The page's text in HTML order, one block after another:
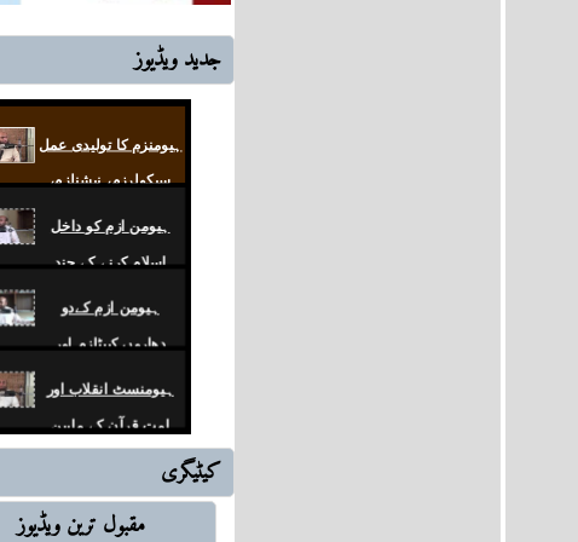
جديد ويڈيوز
اشارات قرآنی سیریز
حلقہ1
ہیومنزم کا تولیدی عمل
سیکولرزم، نیشنلزم،
لبرلزم
ہیومن ازم کو داخل
اسلام کرنے کے چند
مظاہر
ہیومن ازم کےدو
دھاروں کیپٹلزم اور
کمیونزم کی جنگ
ہیومنسٹ انقلاب اور
امتِ قرآن کے مابین
کیٹیگری
مقبول ترین ويڈيوز